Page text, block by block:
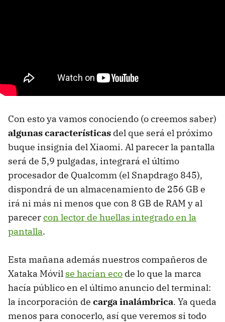
Con esto ya vamos conociendo (o creemos saber)
algunas características del que será el próximo
buque insignia del Xiaomi. Al parecer la pantalla
será de 5,9 pulgadas, integrará el último
procesador de Qualcomm (el Snapdrago 845),
dispondrá de un almacenamiento de 256 GB e
irá ni más ni menos que con 8 GB de RAM y al
parecercon lector de huellas integrado en la
pantalla.
Esta mañana además nuestros compañeros de
Xataka Móvil se hacían eco de lo que la marca
hacía público en el último anuncio del terminal:
la incorporación de carga inalámbrica. Ya queda
menos para conocerlo, así que veremos si todo